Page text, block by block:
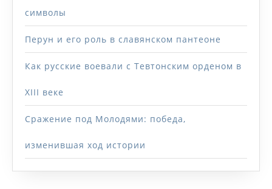
символы
Перун и его роль в славянском пантеоне
Как русские воевали с Тевтонским орденом в
XIII веке
Сражение под Молодями: победа,
изменившая ход истории